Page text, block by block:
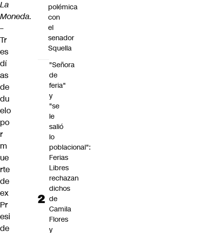
La
Moneda.
–
Tr
es
dí
as
de
du
elo
po
r
m
ue
rte
de
ex
Pr
esi
de
polémica
con
el
senador
Squella
"Señora
de
feria"
y
"se
le
salió
lo
poblacional":
Ferias
Libres
rechazan
dichos
de
Camila
Flores
y